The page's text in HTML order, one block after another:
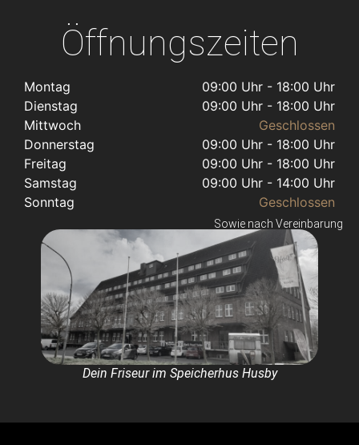
Öffnungszeiten
Montag
09:00 Uhr - 18:00 Uhr
Dienstag
09:00 Uhr - 18:00 Uhr
Mittwoch
Geschlossen
Donnerstag
09:00 Uhr - 18:00 Uhr
Freitag
09:00 Uhr - 18:00 Uhr
Samstag
09:00 Uhr - 14:00 Uhr
Sonntag
Geschlossen
Sowie nach Vereinbarung
Dein Friseur im Speicherhus Husby